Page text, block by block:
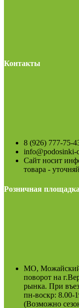
Контакты
8 (926) 777-75-
info@podosinki-
Сайт носит
товара -
Розничная
МО, Можайский
поворот на
рынка. При
пн-воскр: 8.00-
(Возможно